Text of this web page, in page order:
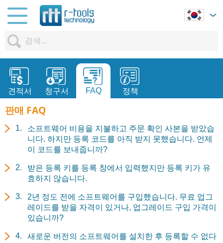
견적서 청구서 FAQ 정책
판매 FAQ
소프트웨어 비용을 지불하고 주문 확인 사본을 받았습
니다. 하지만 등록 코드를 아직 받지 못했습니다. 언제
이 코드를 보내줍니까?
받은 등록 키를 등록 창에서 입력했지만 등록 키가 유
효하지 않습니다.
2년 정도 전에 소프트웨어를 구입했습니다. 무료 업그
레이드를 받을 자격이 있거나, 업그레이드 구입 가격이
있습니까?
새로운 버전의 소프트웨어를 설치한 후 등록할 수 없다